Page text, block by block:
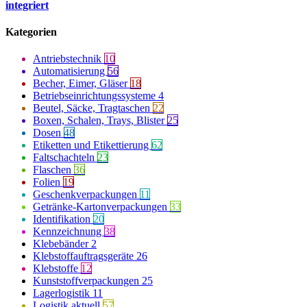
integriert
Kategorien
Antriebstechnik 10
Automatisierung 56
Becher, Eimer, Gläser 18
Betriebseinrichtungssysteme 4
Beutel, Säcke, Tragtaschen 22
Boxen, Schalen, Trays, Blister 25
Dosen 48
Etiketten und Etikettierung 62
Faltschachteln 23
Flaschen 36
Folien 19
Geschenkverpackungen 11
Getränke-Kartonverpackungen 33
Identifikation 20
Kennzeichnung 38
Klebebänder 2
Klebstoffauftragsgeräte 26
Klebstoffe 12
Kunststoffverpackungen 25
Lagerlogistik 11